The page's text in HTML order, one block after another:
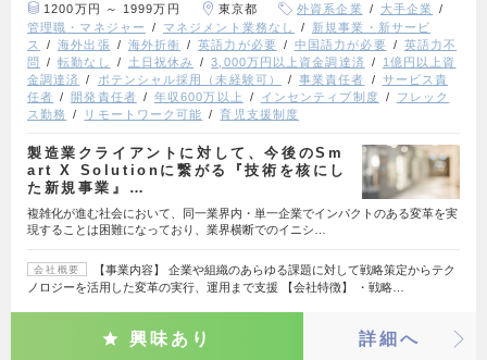
1200万円 ～ 1999万円 東京都 外資系企業
大手企業
管理職・マネジャー
マネジメント業務なし
新規事業・新サービ
ス
海外出張 海外折衝 英語力が必要 中国語力が必要
英語力不
問
転勤なし 土日祝休み 3,000万円以上資金調達済
1億円以上資
金調達済
ポテンシャル採用（未経験可） 事業責任者
サービス責
任者
開発責任者 年収600万以上 インセンティブ制度
フレック
ス勤務
リモートワーク可能 育児支援制度
製造業クライアントに対して、今後のSm
art X Solutionに繋がる『技術を核にし
た新規事業』…
複雑化が進む社会において、同一業界内・単一企業でインパクトのある変革を実
現することは困難になっており、業界横断でのイニシ…
会社概要
【事業内容】 企業や組織のあらゆる課題に対して戦略策定からテク
ノロジーを活用した変革の実行、運用まで支援 【会社特徴】 ・戦略…
興味あり 詳細へ